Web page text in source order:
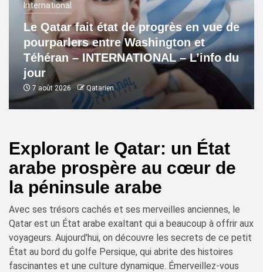
International
Le Qatar fait état de progrès en vue de
pourparlers entre Washington et
Téhéran – INTERNATIONAL – L’info du
jour
7 août 2026 Qatarien
Explorant le Qatar: un État
arabe prospère au cœur de
la péninsule arabe
Avec ses trésors cachés et ses merveilles anciennes, le
Qatar est un État arabe exaltant qui a beaucoup à offrir aux
voyageurs. Aujourd'hui, on découvre les secrets de ce petit
État au bord du golfe Persique, qui abrite des histoires
fascinantes et une culture dynamique. Émerveillez-vous